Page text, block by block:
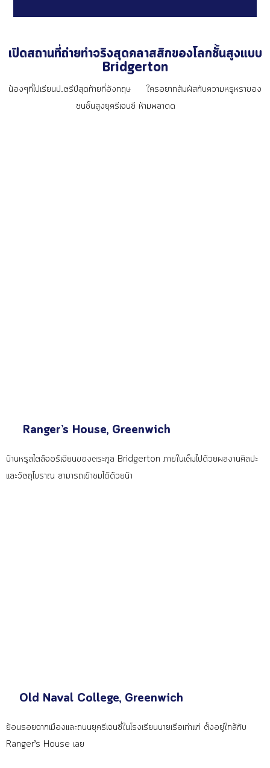
เปิดสถานที่ถ่ายทำจริงสุดคลาสสิกของโลกชั้นสูงแบบ
Bridgerton
น้องๆที่ไปเรียนป.ตรีปีสุดท้ายที่อังกฤษ
ใครอยากสัมผัสกับความหรูหราของ
ชนชั้นสูงยุครีเจนซี ห้ามพลาดด
Ranger’s House, Greenwich
บ้านหรูสไตล์จอร์เจียนของตระกูล Bridgerton ภายในเต็มไปด้วยผลงานศิลปะ
และวัตถุโบราณ สามารถเข้าชมได้ด้วยน้า
Old Naval College, Greenwich
ย้อนรอยฉากเมืองและถนนยุครีเจนซี่ในโรงเรียนนายเรือเก่าแก่ ตั้งอยู่ใกล้กับ
Ranger’s House เลย